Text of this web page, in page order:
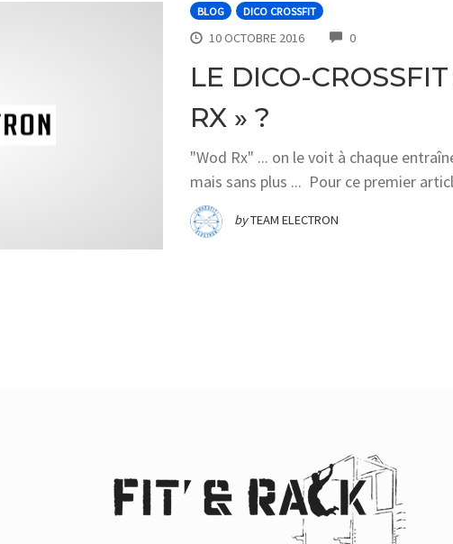
BLOG DICO CROSSFIT
10 OCTOBRE 2016 0COMMENTS
LE DICO-
RX » ?
"Wod Rx" ... on le voit à chaque
mais sans plus ... Pour ce premier
byTEAM ELECTRON